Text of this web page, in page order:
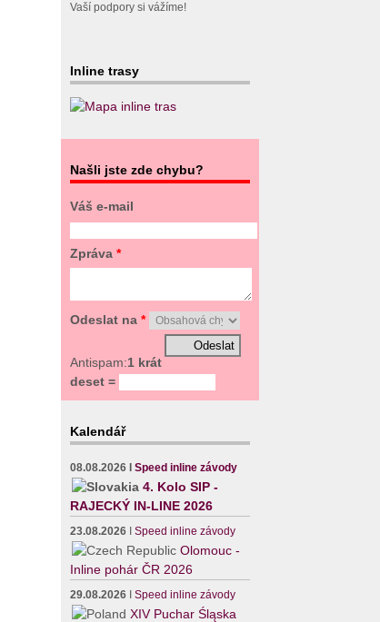
Vaší podpory si vážíme!
Inline trasy
Našli jste zde chybu?
Váš e-mail
Zpráva*
Odeslat na*
Antispam:1 krát
deset =
Kalendář
08.08.2026 ISpeed inline závody
4. Kolo SIP -
RAJECKÝ IN-LINE 2026
23.08.2026 ISpeed inline závody
Olomouc -
Inline pohár ČR 2026
29.08.2026 ISpeed inline závody
XIV Puchar Śląska